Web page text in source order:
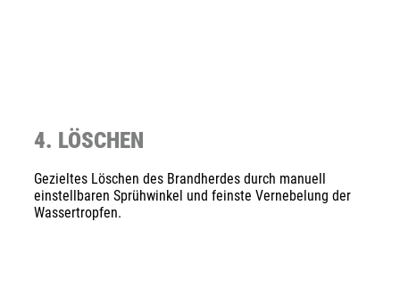
4. LÖSCHEN
Gezieltes Löschen des Brandherdes durch manuell
einstellbaren Sprühwinkel und feinste Vernebelung der
Wassertropfen.